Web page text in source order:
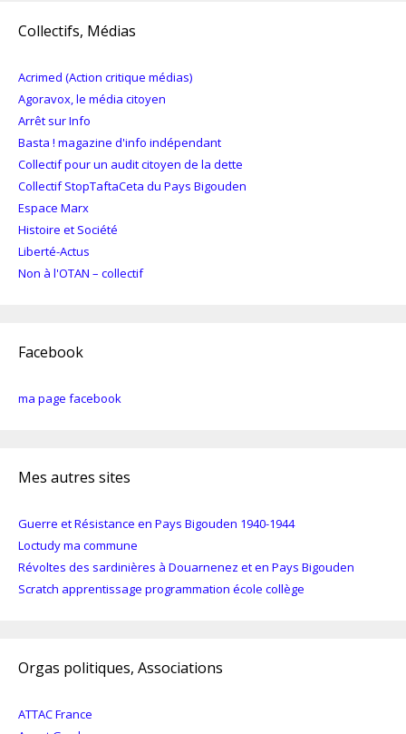
Collectifs, Médias
Acrimed (Action critique médias)
Agoravox, le média citoyen
Arrêt sur Info
Basta ! magazine d'info indépendant
Collectif pour un audit citoyen de la dette
Collectif StopTaftaCeta du Pays Bigouden
Espace Marx
Histoire et Société
Liberté-Actus
Non à l'OTAN – collectif
Facebook
ma page facebook
Mes autres sites
Guerre et Résistance en Pays Bigouden 1940-1944
Loctudy ma commune
Révoltes des sardinières à Douarnenez et en Pays Bigouden
Scratch apprentissage programmation école collège
Orgas politiques, Associations
ATTAC France